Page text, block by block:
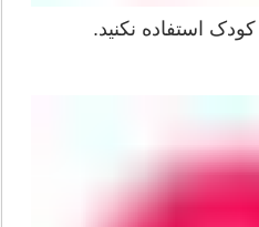
استفاده نکنید.